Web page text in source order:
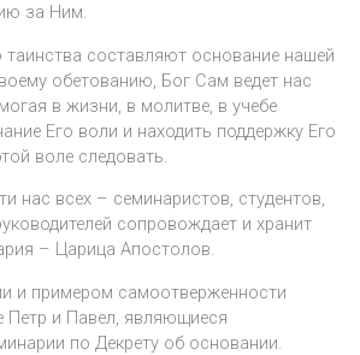
за Ним.
составляют основание нашей
обетованию, Бог Сам ведет нас
в жизни, в молитве, в учебе
Его воли и находить поддержку Его
воле следовать.
нас всех – семинаристов, студентов,
сопровождает и хранит
– Царица Апостолов.
и примером самоотверженности
Петр и Павел, являющиеся
по Декрету об основании.